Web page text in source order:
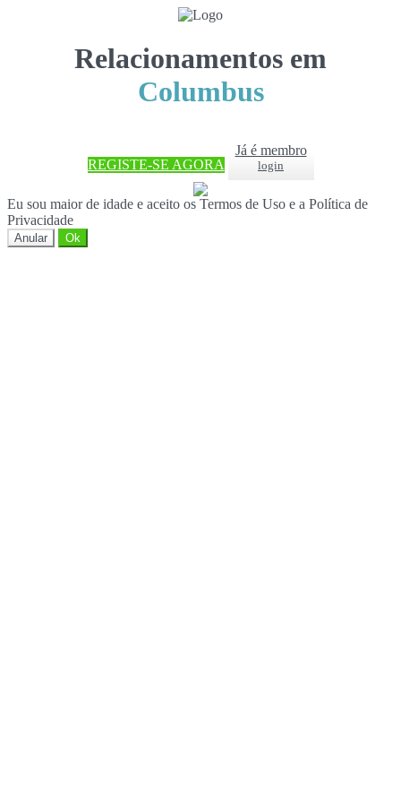
Relacionamentos em
Columbus
REGISTE-SE AGORA
Já é membro
login
Eu sou maior de idade e aceito os Termos de Uso e a Política de
Privacidade
Anular Ok